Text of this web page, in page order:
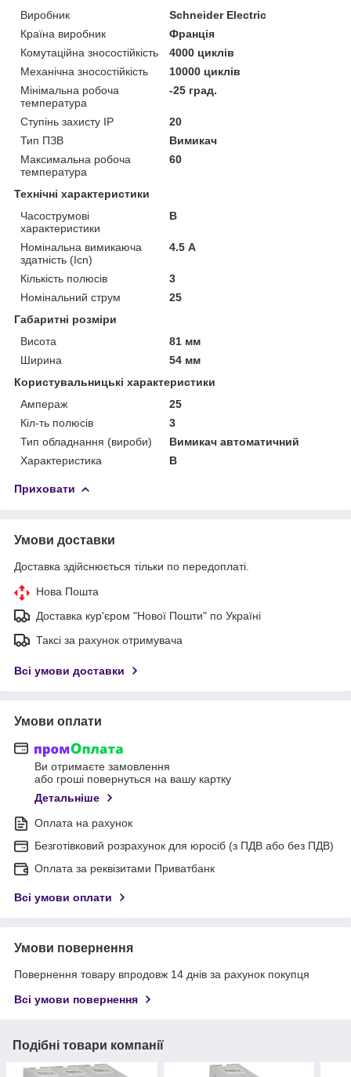
Виробник
Schneider Electric
Країна виробник
Франція
Комутаційна зносостійкість
4000 циклів
Механічна зносостійкість
10000 циклів
Мінімальна робоча
температура
-25 град.
Ступінь захисту IP
20
Тип ПЗВ
Вимикач
Максимальна робоча
температура
60
Технічні характеристики
Часострумові
характеристики
B
Номінальна вимикаюча
здатність (Icn)
4.5 А
Кількість полюсів
3
Номінальний струм
25
Габаритні розміри
Висота
81 мм
Ширина
54 мм
Користувальницькі характеристики
Ампераж
25
Кіл-ть полюсів
3
Тип обладнання (вироби)
Вимикач автоматичний
Характеристика
B
Приховати
Умови доставки
Доставка здійснюється тільки по передоплаті.
Нова Пошта
Доставка кур'єром "Нової Пошти" по Україні
Таксі за рахунок отримувача
Всі умови доставки
Умови оплати
Ви отримаєте замовлення
або гроші повернуться на вашу картку
Детальніше
Оплата на рахунок
Безготівковий розрахунок для юросіб (з ПДВ або без ПДВ)
Оплата за реквізитами Приватбанк
Всі умови оплати
Умови повернення
Повернення товару впродовж 14 днів за рахунок покупця
Всі умови повернення
Подібні товари компанії